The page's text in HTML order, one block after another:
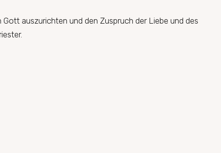
auszurichten und den Zuspruch der Liebe und des